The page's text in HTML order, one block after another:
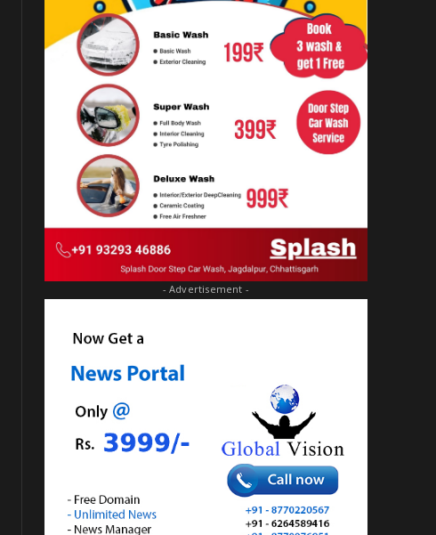
- Advertisement -